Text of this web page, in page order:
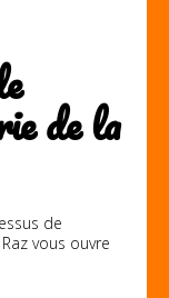
de la
de
vous ouvre